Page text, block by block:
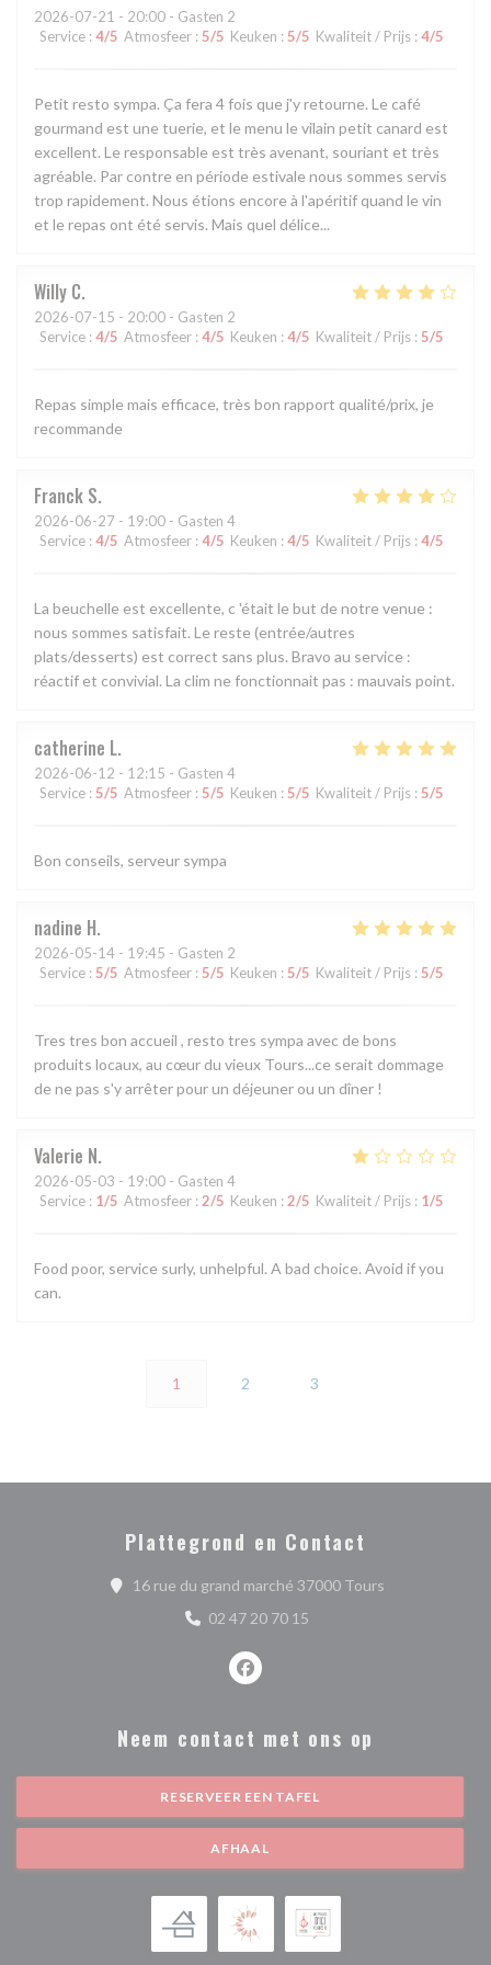
2026-07-21 - 20:00 - Gasten 2
Service : 4/5 Atmosfeer : 5/5 Keuken : 5/5 Kwaliteit / Prijs : 4/5
Petit resto sympa. Ça fera 4 fois que j'y retourne. Le café
gourmand est une tuerie, et le menu le vilain petit canard est
excellent. Le responsable est très avenant, souriant et très
agréable. Par contre en période estivale nous sommes servis
trop rapidement. Nous étions encore à l'apéritif quand le vin
et le repas ont été servis. Mais quel délice...
Willy C
2026-07-15 - 20:00 - Gasten 2
Service : 4/5 Atmosfeer : 4/5 Keuken : 4/5 Kwaliteit / Prijs : 5/5
Repas simple mais efficace, très bon rapport qualité/prix, je
recommande
Franck S
2026-06-27 - 19:00 - Gasten 4
Service : 4/5 Atmosfeer : 4/5 Keuken : 4/5 Kwaliteit / Prijs : 4/5
La beuchelle est excellente, c 'était le but de notre venue :
nous sommes satisfait. Le reste (entrée/autres
plats/desserts) est correct sans plus. Bravo au service :
réactif et convivial. La clim ne fonctionnait pas : mauvais point.
catherine L
2026-06-12 - 12:15 - Gasten 4
Service : 5/5 Atmosfeer : 5/5 Keuken : 5/5 Kwaliteit / Prijs : 5/5
Bon conseils, serveur sympa
nadine H
2026-05-14 - 19:45 - Gasten 2
Service : 5/5 Atmosfeer : 5/5 Keuken : 5/5 Kwaliteit / Prijs : 5/5
Tres tres bon accueil , resto tres sympa avec de bons
produits locaux, au cœur du vieux Tours...ce serait dommage
de ne pas s'y arrêter pour un déjeuner ou un dîner !
Valerie N
2026-05-03 - 19:00 - Gasten 4
Service : 1/5 Atmosfeer : 2/5 Keuken : 2/5 Kwaliteit / Prijs : 1/5
Food poor, service surly, unhelpful. A bad choice. Avoid if you
can.
1 2 3
Plattegrond en Contact
16 rue du grand marché 37000 Tours((opent in een
02 47 20 70 15
Facebook ((opent in een nieuw
Neem contact met ons op
RESERVEER EEN TAFEL
AFHAAL